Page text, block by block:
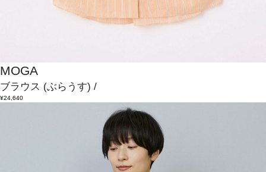
MOGA
ブラウス (ぶらうす) /
¥24,640